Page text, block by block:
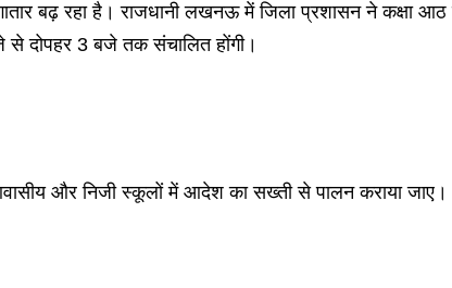
बढ़ रहा है। राजधानी लखनऊ में जिला प्रशासन ने
से दोपहर 3 बजे तक संचालित होंगी।
और निजी स्कूलों में आदेश का सख्ती से पालन कराया